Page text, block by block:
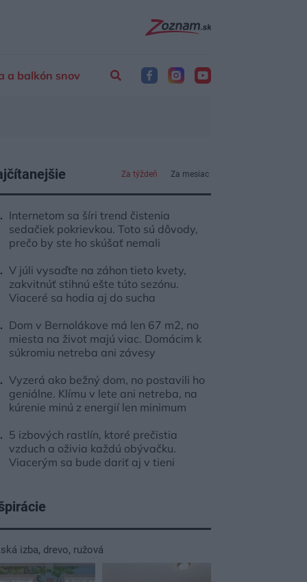
a balkón snov
Za týždeň Za mesiac
Internetom sa šíri trend čistenia
sedačiek pokrievkou. Toto sú dôvody,
prečo by ste ho skúšať nemali
V júli vysaďte na záhon tieto kvety,
zakvitnúť stihnú ešte túto sezónu.
Viaceré sa hodia aj do sucha
Dom v Bernolákove má len 67 m2, no
miesta na život majú viac. Domácim k
súkromiu netreba ani závesy
Vyzerá ako bežný dom, no postavili ho
geniálne. Klímu v lete ani netreba, na
kúrenie minú z energií len minimum
5 izbových rastlín, ktoré prečistia
vzduch a oživia každú obývačku.
Viacerým sa bude dariť aj v tieni
izba, drevo, ružová